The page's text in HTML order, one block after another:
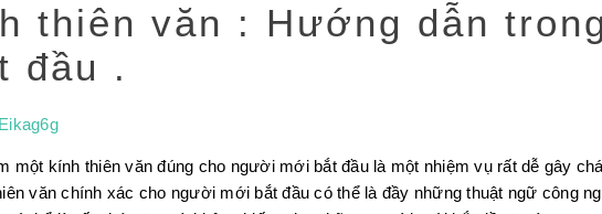
thiên văn : Hướng dẫn
đầu .
kính thiên văn đúng cho người mới bắt đầu là một nhiệm vụ rất dễ gây
văn chính xác cho người mới bắt đầu có thể là đầy những thuật ngữ công